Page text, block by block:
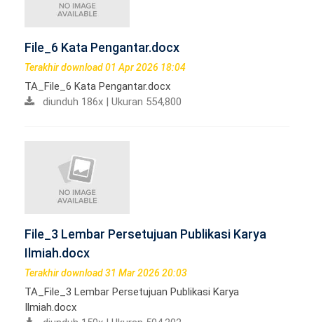
File_6 Kata Pengantar.docx
Terakhir download 01 Apr 2026 18:04
TA_File_6 Kata Pengantar.docx
diunduh 186x | Ukuran 554,800
File_3 Lembar Persetujuan Publikasi Karya
Ilmiah.docx
Terakhir download 31 Mar 2026 20:03
TA_File_3 Lembar Persetujuan Publikasi Karya
Ilmiah.docx